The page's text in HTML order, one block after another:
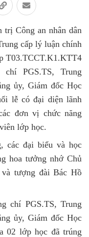
trị Công an nhân dân
cấp lý luận chính
T03.TCCT.K1.KTT4
chí PGS.TS, Trung
ủy, Giám đốc Học
lễ có đại diện lãnh
đơn vị chức năng
lớp học.
các đại biểu và học
hoa tưởng nhớ Chủ
tượng đài Bác Hồ
chí PGS.TS, Trung
ủy, Giám đốc Học
02 lớp học đã trúng